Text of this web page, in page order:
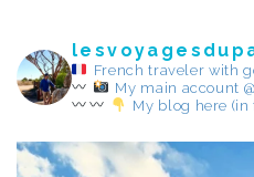
French traveler with
My main account
My blog here (in